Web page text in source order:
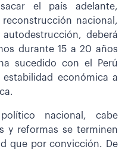
el país adelante,
nacional,
deberá
durante 15 a 20 años
sucedido con el Perú
económica a
nacional, cabe
y reformas se terminen
que por convicción. De